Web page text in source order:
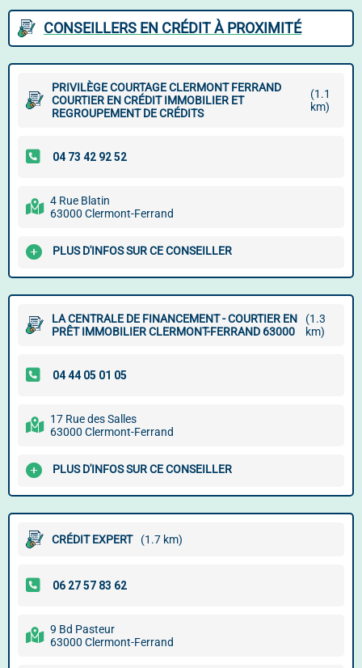
CONSEILLERS EN CRÉDIT À PROXIMITÉ
PRIVILÈGE COURTAGE CLERMONT FERRAND
COURTIER EN CRÉDIT IMMOBILIER ET
REGROUPEMENT DE CRÉDITS
(1.1
km)
4 Rue Blatin
63000 Clermont-Ferrand
PLUS D'INFOS SUR CE CONSEILLER
LA CENTRALE DE FINANCEMENT - COURTIER EN
PRÊT IMMOBILIER CLERMONT-FERRAND 63000
(1.3
km)
17 Rue des Salles
63000 Clermont-Ferrand
PLUS D'INFOS SUR CE CONSEILLER
CRÉDIT EXPERT (1.7 km)
9 Bd Pasteur
63000 Clermont-Ferrand